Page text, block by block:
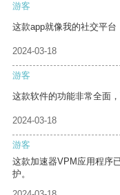
游客
这款app就像我的社交平台
2024-03-18
游客
这款软件的功能非常全面
2024-03-18
游客
这款加速器VPM应用程序
护。